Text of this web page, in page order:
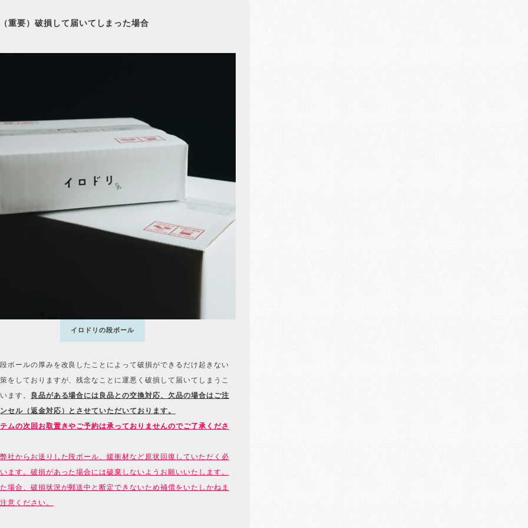
重要）破損して届いてしまった場合
イロドリの段ボール
ボールの厚みを改良したことによって破損ができるだけ起きない
をしておりますが、残念なことに運悪く破損して届いてしまうこ
ます。 良品がある場合には良品との交換対応、欠品の場合はご注
セル（返金対応）とさせていただいております。
ムの次回お取置きやご予約は承っておりませんのでご了承くださ
社からお送りした段ボール、緩衝材など原状回復していただく必
ます。破損があった場合には破棄しないようお願いいたします。
場合、破損状況が郵送中と断定できないため補償をいたしかねま
意ください。